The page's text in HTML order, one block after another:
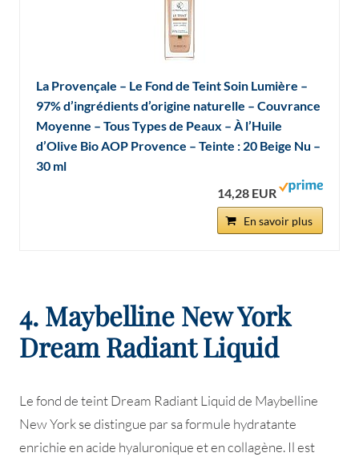
La Provençale – Le Fond de Teint Soin Lumière –
97% d’ingrédients d’origine naturelle – Couvrance
Moyenne – Tous Types de Peaux – À l’Huile
d’Olive Bio AOP Provence – Teinte : 20 Beige Nu –
30 ml
14,28 EUR
En savoir plus
4. Maybelline New York
Dream Radiant Liquid
Le fond de teint Dream Radiant Liquid de Maybelline
New York se distingue par sa formule hydratante
enrichie en acide hyaluronique et en collagène. Il est